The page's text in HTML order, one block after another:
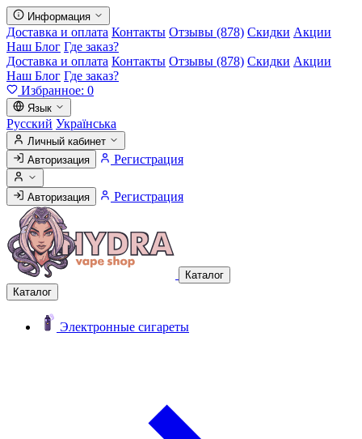
Информация
Доставка и оплата Контакты Отзывы (878) Скидки Акции
Наш Блог Где заказ?
Доставка и оплата Контакты Отзывы (878) Скидки Акции
Наш Блог Где заказ?
Избранное: 0
Язык
Русский Українська
Личный кабинет
Авторизация
Регистрация
Авторизация Регистрация
Каталог
Каталог
Электронные сигареты